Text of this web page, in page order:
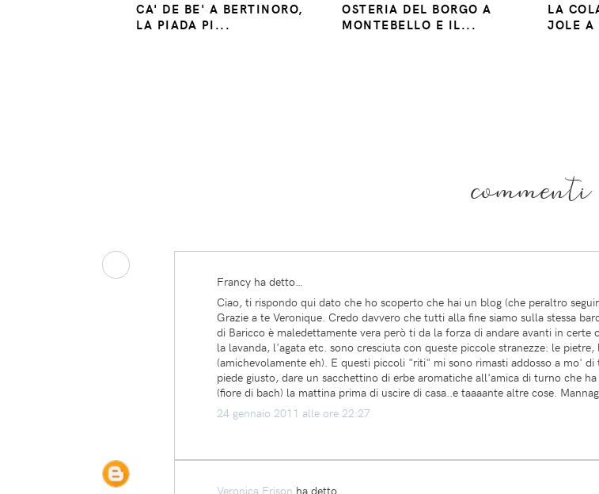
CA' DE BE' A BERTINORO,
LA PIADA PI...
OSTERIA DEL BORGO A
MONTEBELLO E IL...
LA
JOLE
commenti
Francy ha detto…
Ciao, ti rispondo qui dato che ho scoperto che hai un blog (che peraltro
Grazie a te Veronique. Credo davvero che tutti alla fine siamo sulla stessa
di Baricco è maledettamente vera però ti da la forza di andare avanti in certe
la lavanda, l'agata etc. sono cresciuta con queste piccole stranezze: le
(amichevolamente eh). E questi piccoli "riti" mi sono rimasti addosso a mo'
piede giusto, dare un sacchettino di erbe aromatiche all'amica di turno che
(fiore di bach) la mattina prima di uscire di casa..e taaaante altre cose.
24 gennaio 2011 alle ore 22:27
Veronica Frison ha detto…